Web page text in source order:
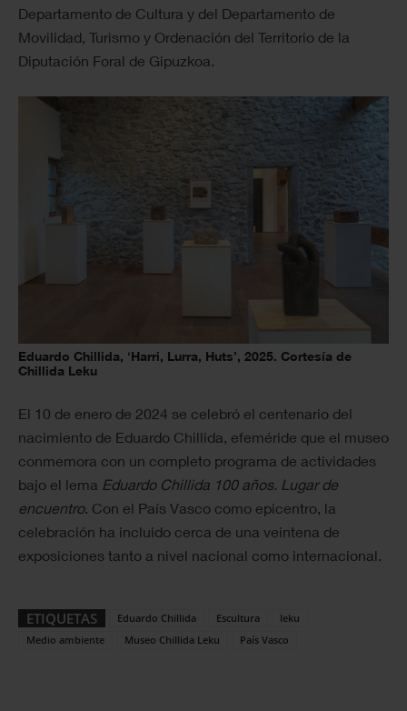
Departamento de Cultura y del Departamento de
Movilidad, Turismo y Ordenación del Territorio de la
Diputación Foral de Gipuzkoa.
Eduardo Chillida, ‘Harri, Lurra, Huts’, 2025. Cortesía de
Chillida Leku
El 10 de enero de 2024 se celebró el centenario del
nacimiento de Eduardo Chillida, efeméride que el museo
conmemora con un completo programa de actividades
bajo el lema Eduardo Chillida 100 años. Lugar de
encuentro. Con el País Vasco como epicentro, la
celebración ha incluido cerca de una veintena de
exposiciones tanto a nivel nacional como internacional.
ETIQUETAS Eduardo Chillida Escultura
leku
Medio ambiente
Museo Chillida Leku País Vasco